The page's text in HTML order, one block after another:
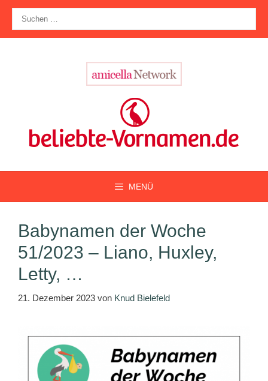
Zum
Inhalt
springen
nach:
MENÜ
Babynamen der Woche
51/2023 – Liano, Huxley,
Letty, …
21. Dezember 2023 von Knud Bielefeld